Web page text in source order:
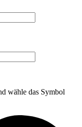
wähle das Symbol